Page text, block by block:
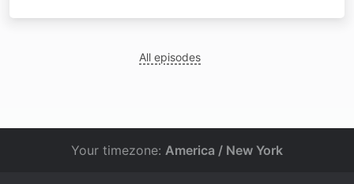
All episodes
Your timezone: America / New York